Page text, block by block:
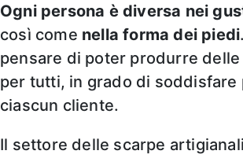
Ogni persona è diversa nei
così come nella forma dei piedi
pensare di poter produrre
per tutti, in grado di soddisfare
ciascun cliente.
Il settore delle scarpe